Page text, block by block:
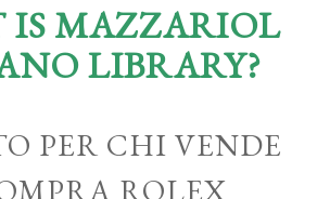
IS MAZZARIOL
LIBRARY?
PER CHI VENDE
ROLEX